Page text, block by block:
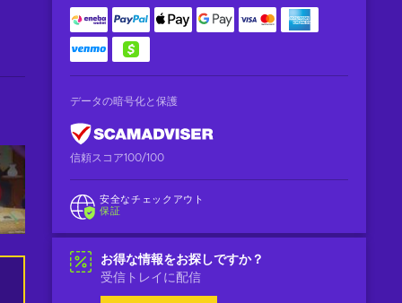
データの暗号化と保護
信頼スコア100/100
安全なチェックアウト
保証
お得な情報をお探しですか？
受信トレイに配信